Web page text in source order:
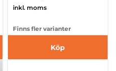
inkl. moms
Finns fler varianter
Köp